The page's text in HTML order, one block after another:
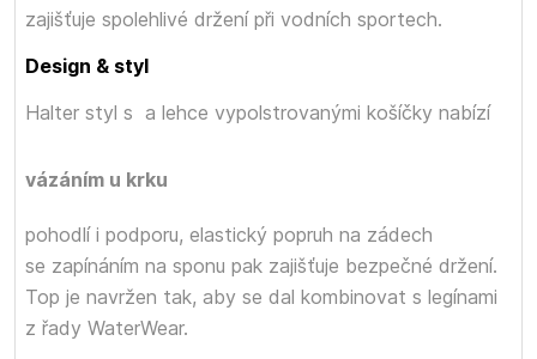
zajišťuje spolehlivé držení při vodních sportech.
Design & styl
Halter styl s
vázáním u krku
a lehce vypolstrovanými košíčky nabízí
pohodlí i podporu, elastický popruh na zádech
se zapínáním na sponu pak zajišťuje bezpečné držení.
Top je navržen tak, aby se dal kombinovat s legínami
z řady WaterWear.